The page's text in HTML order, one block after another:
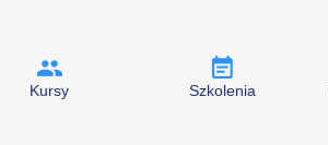
Kursy Szkolenia